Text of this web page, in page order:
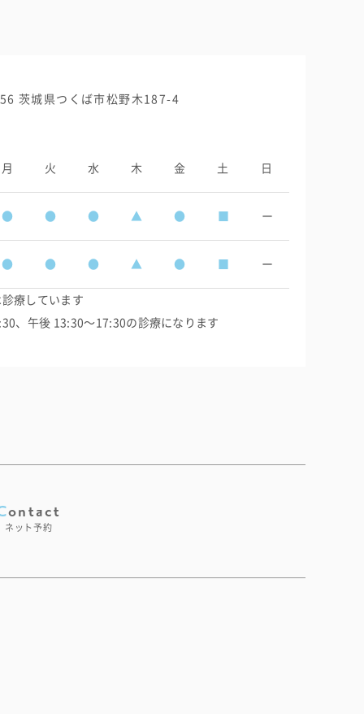
茨城県つくば市松野木187-4
月 火 水 木 金 土 日
● ● ● ▲ ● ー
● ● ● ▲ ● ー
療しています
、午後 13:30〜17:30の診療になります
Contact
ネット予約